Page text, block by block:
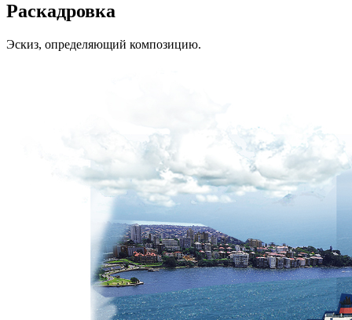
Раскадровка
Эскиз, определяющий композицию.